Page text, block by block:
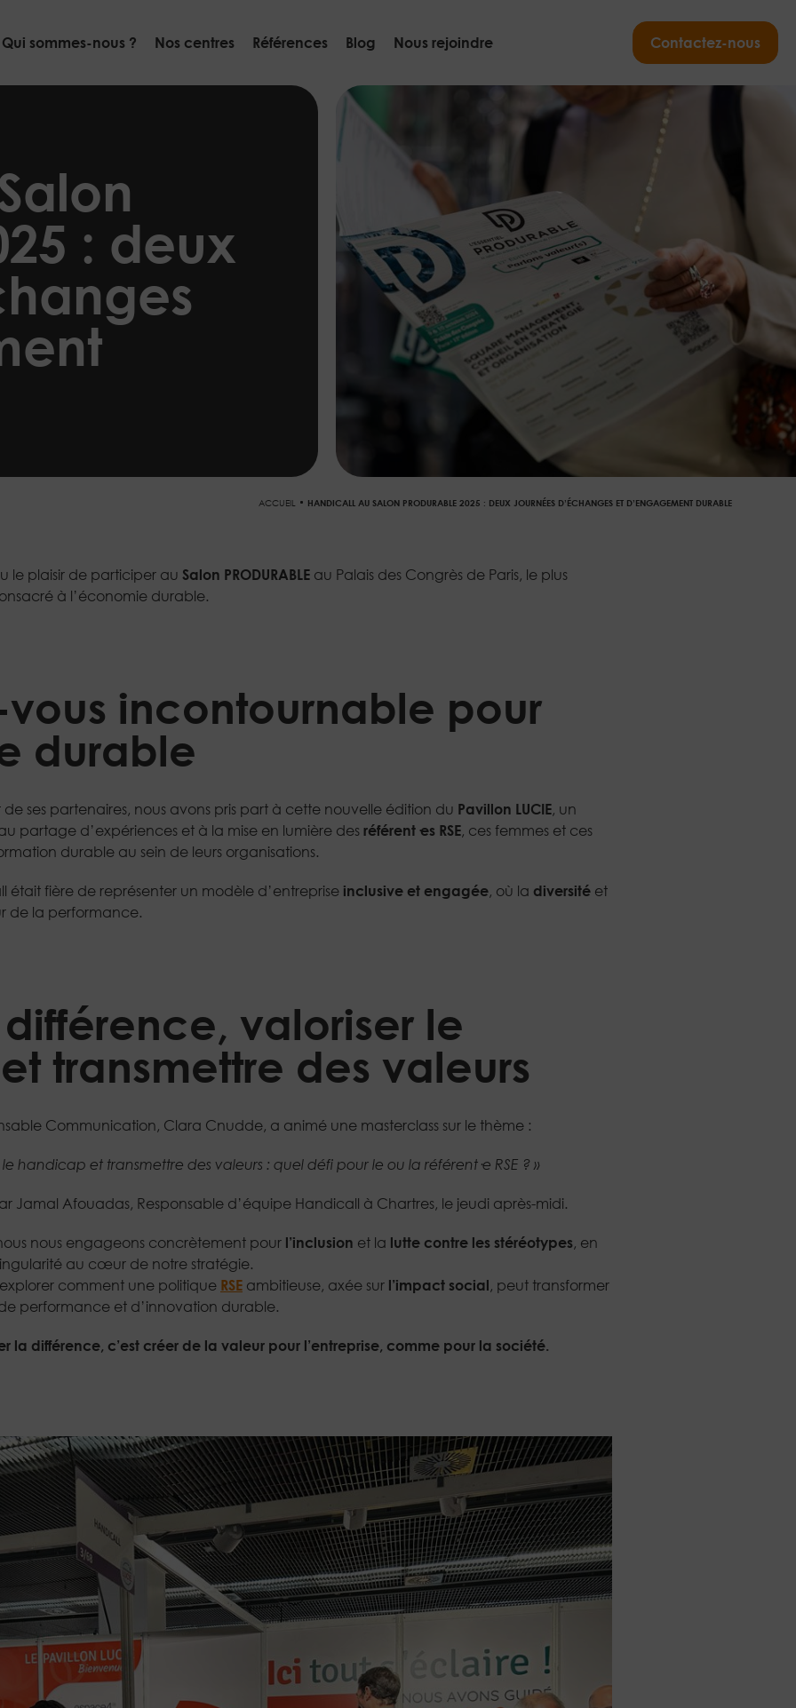
Qui sommes-nous ? Nos centres Références Blog Nous rejoindre Contactez-nous
: deux
ACCUEIL HANDICALL AU SALON PRODURABLE 2025 : DEUX JOURNÉES D’ÉCHANGES ET D’ENGAGEMENT DURABLE
le plaisir de participer au Salon PRODURABLE au Palais des Congrès de Paris, le plus
à l’économie durable.
vous incontournable pour
durable
de ses partenaires, nous avons pris part à cette nouvelle édition du Pavillon LUCIE, un
partage d’expériences et à la mise en lumière desréférent·es RSE, ces femmes et ces
durable au sein de leurs organisations.
était fière de représenter un modèle d’entreprise inclusive et engagée, où la diversité et
de la performance.
valoriser le
transmettre des valeurs
Communication, Clara Cnudde, a animé une masterclass sur le thème :
handicap et transmettre des valeurs : quel défi pour le ou la référent·e RSE ? »
Jamal Afouadas, Responsable d’équipe Handicall à Chartres, le jeudi après-midi.
nous engageons concrètement pour l’inclusion et la lutte contre les stéréotypes, en
au cœur de notre stratégie.
comment une politique RSE ambitieuse, axée sur l’impact social, peut transformer
performance et d’innovation durable.
la différence, c’est créer de la valeur pour l’entreprise, comme pour la société.